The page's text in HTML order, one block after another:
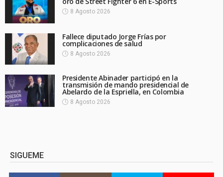
8 Agosto 2026
Fallece diputado Jorge Frías por
complicaciones de salud
8 Agosto 2026
Presidente Abinader participó en la
transmisión de mando presidencial de
Abelardo de la Espriella, en Colombia
8 Agosto 2026
SIGUEME